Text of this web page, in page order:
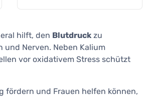
hilft, den Blutdruck zu
Nerven. Neben Kalium
vor oxidativem Stress schützt
fördern und Frauen helfen können,